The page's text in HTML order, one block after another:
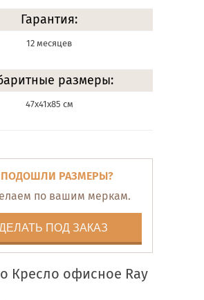
Гарантия:
12 месяцев
размеры:
47х41х85 см
ПОДОШЛИ РАЗМЕРЫ?
по вашим меркам.
ПОД ЗАКАЗ
Кресло офисное Ray